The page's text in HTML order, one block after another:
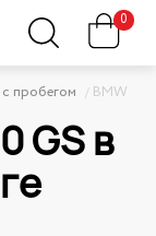
0
пробегом BMW
GS в